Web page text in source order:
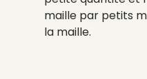
maille par petits
la maille.